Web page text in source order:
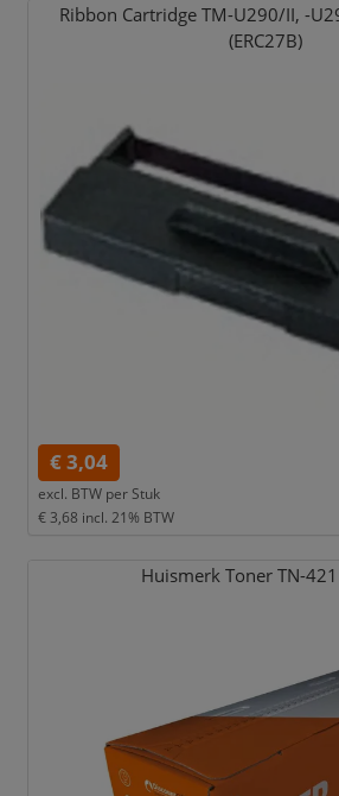
Ribbon Cartridge TM-U290/II, -
(ERC27B)
€ 3,04
excl. BTW per Stuk
€ 3,68 incl. 21% BTW
Huismerk Toner TN-